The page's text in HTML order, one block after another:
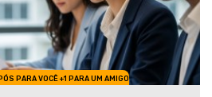
PARA VOCÊ +1 PARA UM AMIGO